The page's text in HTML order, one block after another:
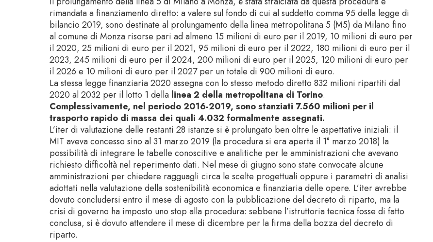
rimandata a finanziamento diretto: a valere sul fondo di cui al suddetto comma 95 della legge di
bilancio 2019, sono destinate al prolungamento della linea metropolitana 5 (M5) da Milano fino
al comune di Monza risorse pari ad almeno 15 milioni di euro per il 2019, 10 milioni di euro per
il 2020, 25 milioni di euro per il 2021, 95 milioni di euro per il 2022, 180 milioni di euro per il
2023, 245 milioni di euro per il 2024, 200 milioni di euro per il 2025, 120 milioni di euro per
il 2026 e 10 milioni di euro per il 2027 per un totale di 900 milioni di euro.
La stessa legge finanziaria 2020 assegna con lo stesso metodo diretto 832 milioni ripartiti dal
2020 al 2032 per il lotto 1 della linea 2 della metropolitana di Torino.
Complessivamente, nel periodo 2016-2019, sono stanziati 7.560 milioni per il
trasporto rapido di massa dei quali 4.032 formalmente assegnati.
L’iter di valutazione delle restanti 28 istanze si è prolungato ben oltre le aspettative iniziali: il
MIT aveva concesso sino al 31 marzo 2019 (la procedura si era aperta il 1° marzo 2018) la
possibilità di integrare le tabelle conoscitive e analitiche per le amministrazioni che avevano
richiesto difficoltà nel reperimento dati. Nel mese di giugno sono state convocate alcune
amministrazioni per chiedere ragguagli circa le scelte progettuali oppure i parametri di analisi
adottati nella valutazione della sostenibilità economica e finanziaria delle opere. L’iter avrebbe
dovuto concludersi entro il mese di agosto con la pubblicazione del decreto di riparto, ma la
crisi di governo ha imposto uno stop alla procedura: sebbene l’istruttoria tecnica fosse di fatto
conclusa, si è dovuto attendere il mese di dicembre per la firma della bozza del decreto di
riparto.